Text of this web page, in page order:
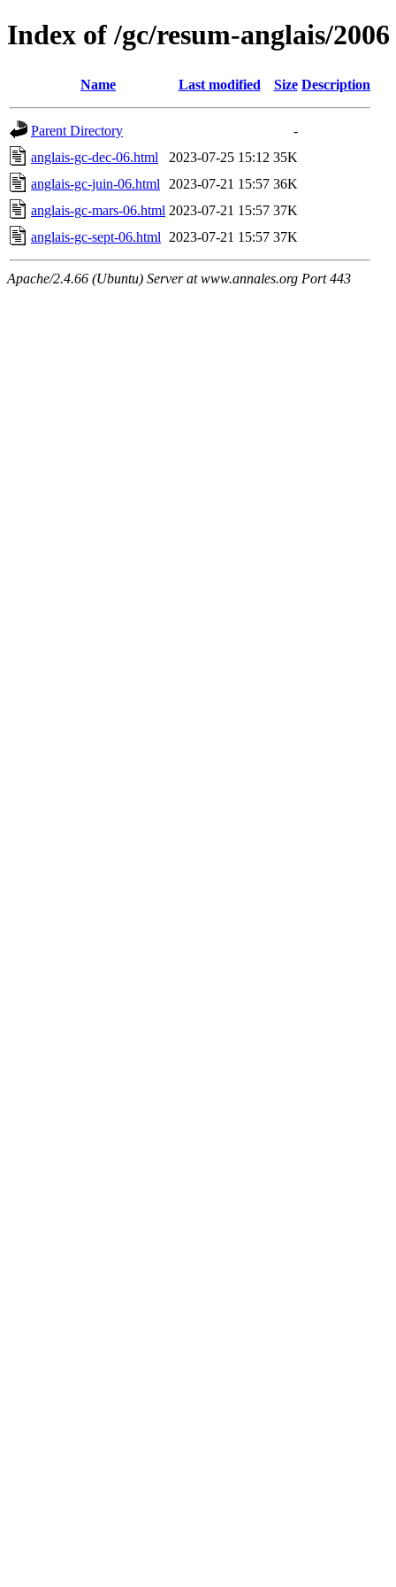
Index of /gc/resum-anglais/2006
Name Last modified Size Description
Parent Directory
-
anglais-gc-dec-06.html
2023-07-25 15:12 35K
anglais-gc-juin-06.html
2023-07-21 15:57 36K
anglais-gc-mars-06.html 2023-07-21 15:57 37K
anglais-gc-sept-06.html
2023-07-21 15:57 37K
Apache/2.4.66 (Ubuntu) Server at www.annales.org Port 443